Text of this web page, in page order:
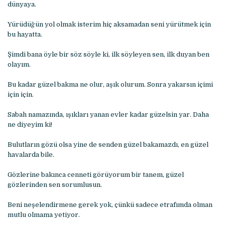
dünyaya.
Yürüdüğün yol olmak isterim hiç aksamadan seni yürütmek için
bu hayatta.
Şimdi bana öyle bir söz söyle ki, ilk söyleyen sen, ilk duyan ben
olayım.
Bu kadar güzel bakma ne olur, aşık olurum. Sonra yakarsın içimi
için için.
Sabah namazında, ışıkları yanan evler kadar güzelsin yar. Daha
ne diyeyim ki!
Bulutların gözü olsa yine de senden güzel bakamazdı, en güzel
havalarda bile.
Gözlerine bakınca cenneti görüyorum bir tanem, güzel
gözlerinden sen sorumlusun.
Beni neşelendirmene gerek yok, çünkü sadece etrafımda olman
mutlu olmama yetiyor.